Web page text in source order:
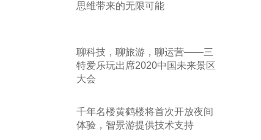
思维带来的无限可能
聊科技，聊旅游，聊运营——三
特爱乐玩出席2020中国未来景区
大会
千年名楼黄鹤楼将首次开放夜间
体验，智景游提供技术支持